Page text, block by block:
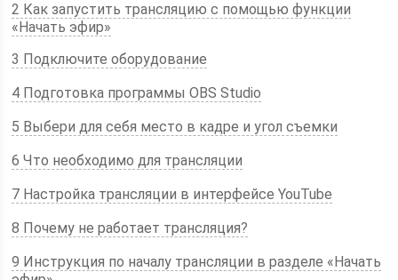
2 Как запустить трансляцию с помощью функции
«Начать эфир»
3 Подключите оборудование
4 Подготовка программы OBS Studio
5 Выбери для себя место в кадре и угол съемки
6 Что необходимо для трансляции
7 Настройка трансляции в интерфейсе YouTube
8 Почему не работает трансляция?
9 Инструкция по началу трансляции в разделе «Начать